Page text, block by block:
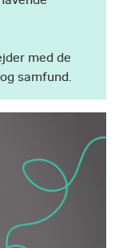
med de
samfund.